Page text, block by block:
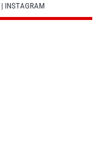
| INSTAGRAM